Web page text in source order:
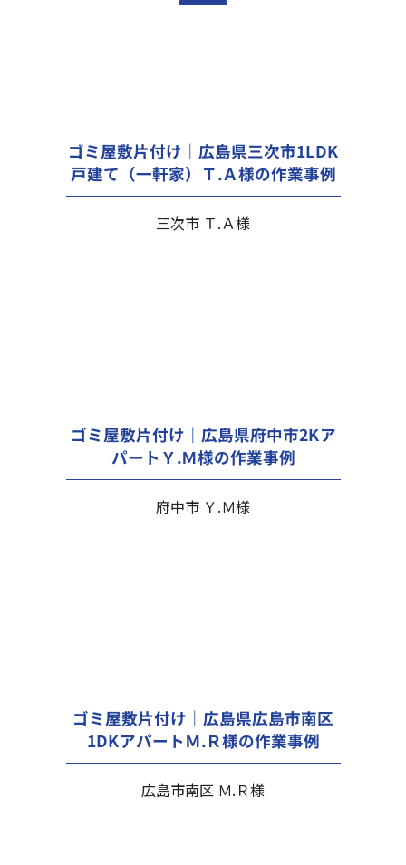
ゴミ屋敷片付け｜広島県三次市1LDK
戸建て（一軒家）Ｔ.Ａ様の作業事例
三次市 Ｔ.Ａ様
ゴミ屋敷片付け｜広島県府中市2Kア
パートＹ.Ｍ様の作業事例
府中市 Ｙ.Ｍ様
ゴミ屋敷片付け｜広島県広島市南区
1DKアパートＭ.Ｒ様の作業事例
広島市南区 Ｍ.Ｒ様